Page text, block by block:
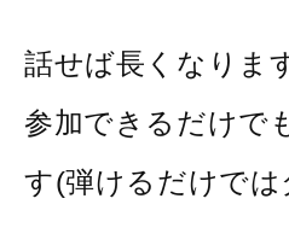
話せば長くなりま
参加できるだけで
す(弾けるだけでは